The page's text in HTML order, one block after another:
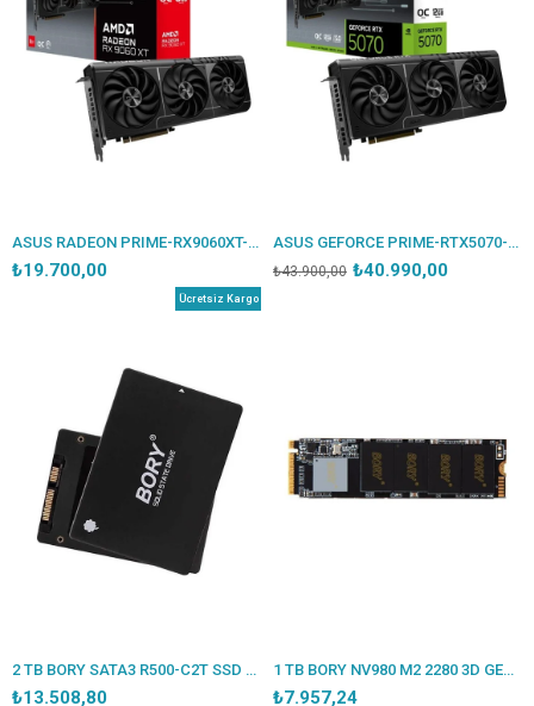
ASUS RADEON PRIME-RX9060XT-O8G 8GB GDDDR6 128BIT 1XHDMI 2XDP EKRAN KARTI
₺19.700,00
ASUS GEFORCE PRIME-RTX5070-O12G 12GB GDDR7 192BIT 1XHDMI 3XDP EKRAN KARTI
₺40.990,00
₺43.900,00
2 TB BORY SATA3 R500-C2T SSD 550/510 MBS (3 YIL GARANTİLİ)
₺13.508,80
Ücretsiz Kargo
1 TB BORY NV980 M2 2280 3D GEN4 NAND NVME
₺7.957,24